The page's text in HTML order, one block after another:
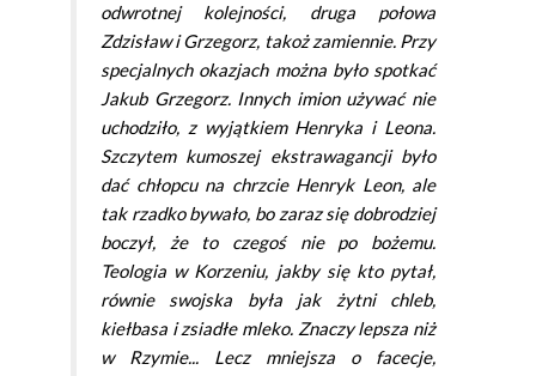
odwrotnej kolejności, druga połowa
Zdzisław i Grzegorz, takoż zamiennie. Przy
specjalnych okazjach można było spotkać
Jakub Grzegorz. Innych imion używać nie
uchodziło, z wyjątkiem Henryka i Leona.
Szczytem kumoszej ekstrawagancji było
dać chłopcu na chrzcie Henryk Leon, ale
tak rzadko bywało, bo zaraz się dobrodziej
boczył, że to czegoś nie po bożemu.
Teologia w Korzeniu, jakby się kto pytał,
równie swojska była jak żytni chleb,
kiełbasa i zsiadłe mleko. Znaczy lepsza niż
w Rzymie... Lecz mniejsza o facecje,